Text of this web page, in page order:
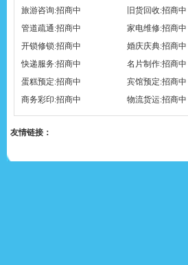
旅游咨询:招商中
旧货回收:招商中
管道疏通:招商中
家电维修:招商中
开锁修锁:招商中
婚庆庆典:招商中
快递服务:招商中
名片制作:招商中
蛋糕预定:招商中
宾馆预定:招商中
商务彩印:招商中
物流货运:招商中
友情链接：